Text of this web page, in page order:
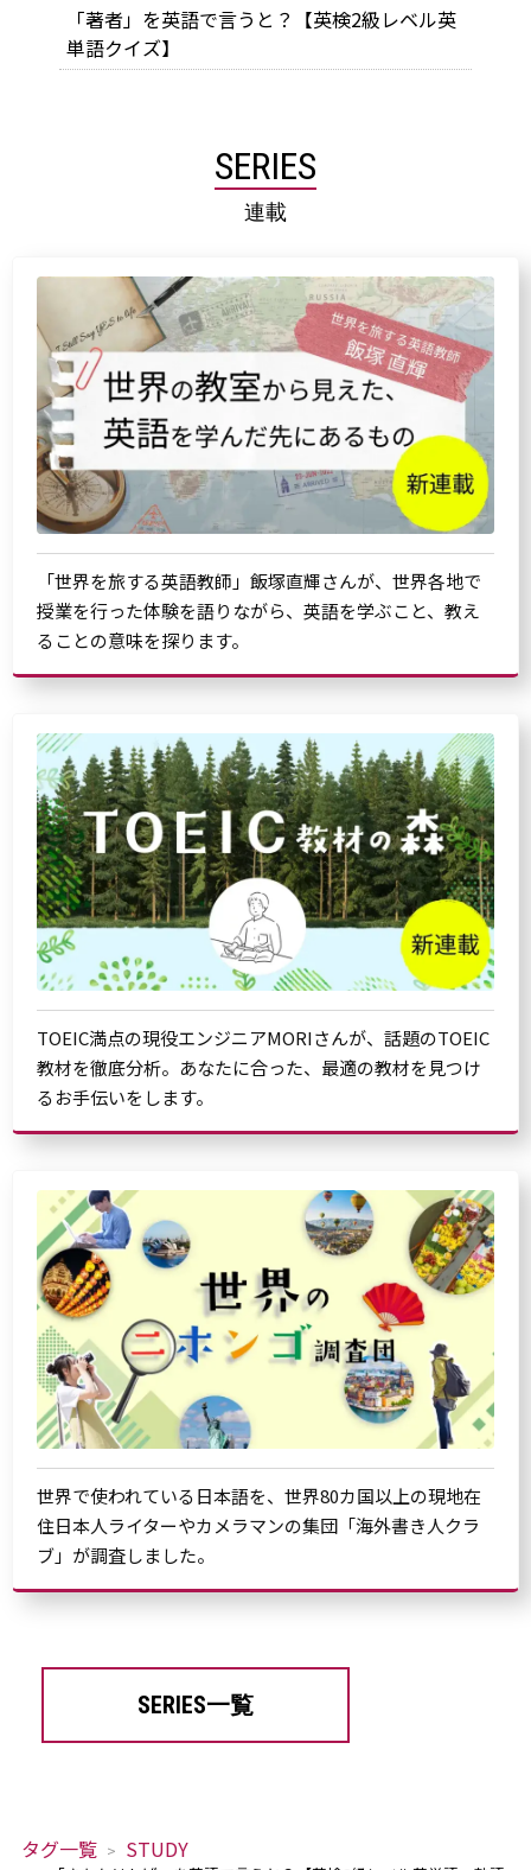
「著者」を英語で言うと？【英検2級レベル英
単語クイズ】
SERIES
連載
「世界を旅する英語教師」飯塚直輝さんが、世界各地で
授業を行った体験を語りながら、英語を学ぶこと、教え
ることの意味を探ります。
TOEIC満点の現役エンジニアMORIさんが、話題のTOEIC
教材を徹底分析。あなたに合った、最適の教材を見つけ
るお手伝いをします。
世界で使われている日本語を、世界80カ国以上の現地在
住日本人ライターやカメラマンの集団「海外書き人クラ
ブ」が調査しました。
SERIES一覧
タグ一覧 STUDY